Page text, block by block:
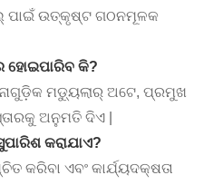
ପାଇଁ ଉତ୍କୃଷ୍ଟ ଗଠନମୂଳକ
ହୋଇପାରିବ କି?
ମଡ୍ୟୁଲାର୍ ଅଟେ, ପ୍ରମୁଖ
ଅନୁମତି ଦିଏ |
କରାଯାଏ?
କରିବା ଏବଂ କାର୍ଯ୍ୟଦକ୍ଷତା